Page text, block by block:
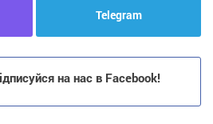
Telegram
на нас в Facebook!